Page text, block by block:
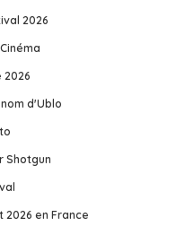
2026
d'Ublo
Shotgun
en France